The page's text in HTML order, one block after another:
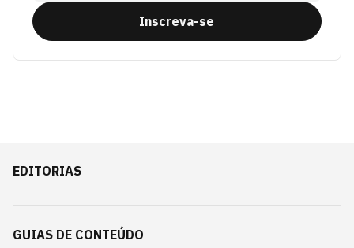
Inscreva-se
EDITORIAS
GUIAS DE CONTEÚDO